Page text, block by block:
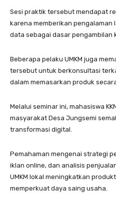
Sesi praktik tersebut mendapat
karena memberikan pengalaman
data sebagai dasar pengambilan
Beberapa pelaku UMKM juga
tersebut untuk berkonsultasi
dalam memasarkan produk
Melalui seminar ini, mahasiswa
masyarakat Desa Jungsemi
transformasi digital.
Pemahaman mengenai strategi
iklan online, dan analisis
UMKM lokal meningkatkan
memperkuat daya saing usaha.